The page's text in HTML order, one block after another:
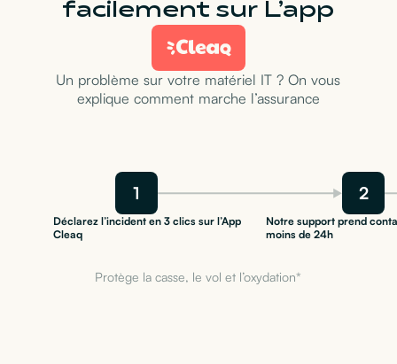
facilement sur L’app
Un problème sur votre matériel IT ? On vous
explique comment marche l’assurance
1 2
Déclarez l’incident en 3 clics sur l’App
Cleaq
Notre support prend
moins de 24h
Protège la casse, le vol et l’oxydation*